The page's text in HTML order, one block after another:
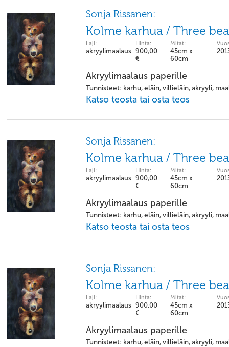
Sonja Rissanen:
Kolme karhua / Three
Laji:
akryylimaalaus
Hinta:
900,00
€
Mitat:
45cm x
60cm
Akryylimaalaus paperille
Tunnisteet: karhu, eläin, villieläin, akryyli,
Katso teosta tai osta teos
Sonja Rissanen:
Kolme karhua / Three
Laji:
akryylimaalaus
Hinta:
900,00
€
Mitat:
45cm x
60cm
Akryylimaalaus paperille
Tunnisteet: karhu, eläin, villieläin, akryyli,
Katso teosta tai osta teos
Sonja Rissanen:
Kolme karhua / Three
Laji:
akryylimaalaus
Hinta:
900,00
€
Mitat:
45cm x
60cm
Akryylimaalaus paperille
Tunnisteet: karhu, eläin, villieläin, akryyli,